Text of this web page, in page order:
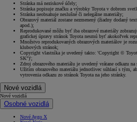
Stránka má neziskové účely;
Stránka popisuje značku a výrobky Toyota v dobrom
Stránka neobsahuje neslušné či nelegálne materiály;
Obrazový materiál zostane nezmenený (žiadny dodaný
apod.);
Reprodukované môžu byť iba obrazové materiály
grafickej úpravy stránok Toyota nesmú byť akokoľvek
Množstvo reprodukovaných obrazových materiálov je
klubových stránok;
Copyright vlastníka je uvedený takto: 'Copyright ©
SK")';
Zdroj obrazového materiálu je uvedený vrátane odkazu na
Užitím obrazového materiálu jednotlivec súhlasí s tým,
vytrovenia odkazu zo stránok Toyota na jeho stránky.
Nové vozidlá
Nové vozidlá
Osobné vozidlá
Nové Aygo X